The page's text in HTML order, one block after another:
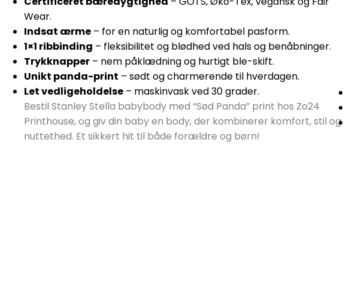
Wear.
Indsat ærme – for en naturlig og komfortabel pasform.
1×1 ribbinding – fleksibilitet og blødhed ved hals og benåbninger.
Trykknapper – nem påklædning og hurtigt ble-skift.
Unikt panda-print – sødt og charmerende til hverdagen.
Let vedligeholdelse – maskinvask ved 30 grader.
Bestil Stanley Stella babybody med “Sød Panda” print hos Zo24
Printhouse, og giv din baby en body, der kombinerer komfort, stil og
nuttethed. Et sikkert hit til både forældre og børn!